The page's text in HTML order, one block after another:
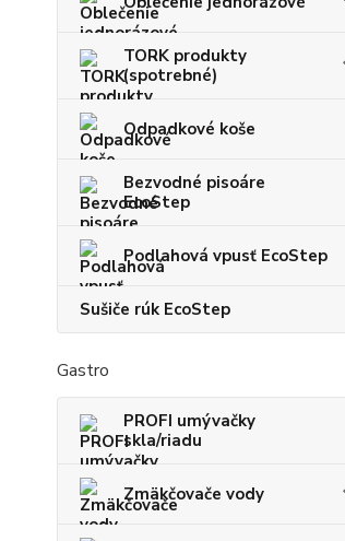
TORK produkty
(spotrebné)
Odpadkové koše
Bezvodné pisoáre
EcoStep
Podlahová vpusť EcoStep
Sušiče rúk EcoStep
Gastro
PROFI umývačky
skla/riadu
Zmäkčovače vody